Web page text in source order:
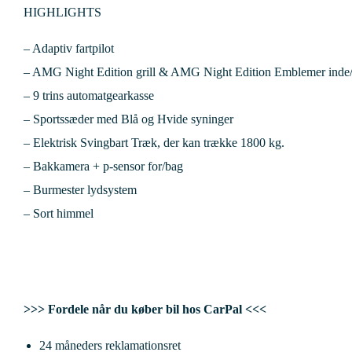
HIGHLIGHTS
– Adaptiv fartpilot
– AMG Night Edition grill & AMG Night Edition Emblemer
– 9 trins automatgearkasse
– Sportssæder med Blå og Hvide syninger
– Elektrisk Svingbart Træk, der kan trække 1800 kg.
– Bakkamera + p-sensor for/bag
– Burmester lydsystem
– Sort himmel
>>> Fordele når du køber bil hos CarPal <<<
24 måneders reklamationsret